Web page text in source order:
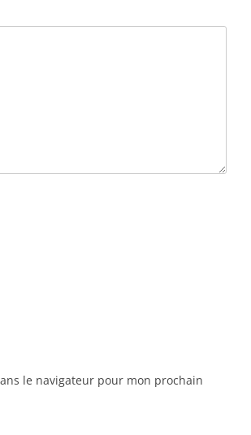
le navigateur pour mon prochain